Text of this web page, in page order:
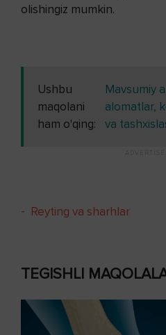
olishingiz mumkin.
Ushbu
maqolani
ham o'qing:
Mavsumiy
alomatlar,
va
- Reyting va sharhlar
TEGISHLI